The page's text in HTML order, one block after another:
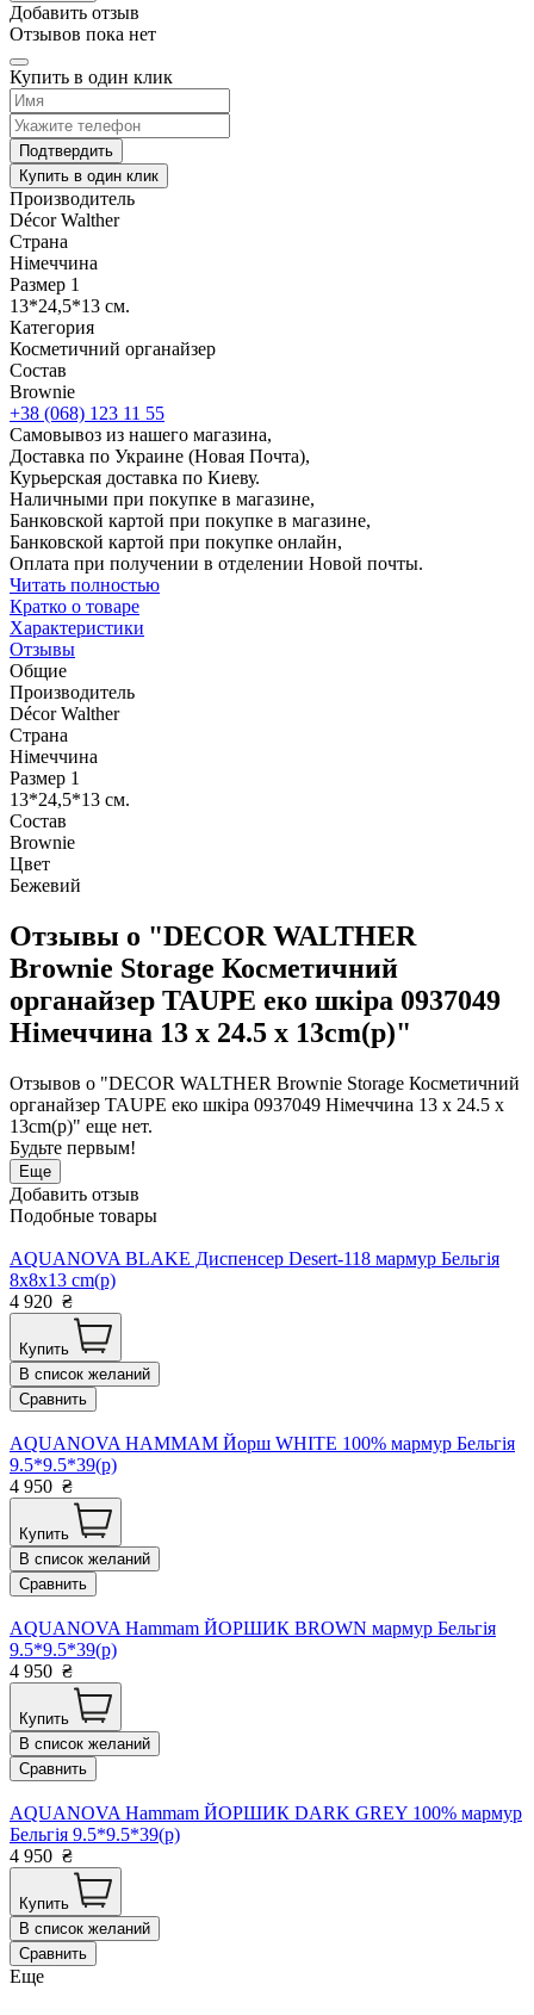
Добавить отзыв
Отзывов пока нет
Купить в один клик
Подтвердить
Купить в один клик
Производитель
Décor Walther
Страна
Німеччина
Размер 1
13*24,5*13 см.
Категория
Косметичний органайзер
Состав
Brownie
+38 (068) 123 11 55
Самовывоз из нашего магазина,
Доставка по Украине (Новая Почта),
Курьерская доставка по Киеву.
Наличными при покупке в магазине,
Банковской картой при покупке в магазине,
Банковской картой при покупке онлайн,
Оплата при получении в отделении Новой почты.
Читать полностью
Кратко о товаре
Характеристики
Отзывы
Общие
Производитель
Décor Walther
Страна
Німеччина
Размер 1
13*24,5*13 см.
Состав
Brownie
Цвет
Бежевий
Отзывы о "DECOR WALTHER
Brownie Storage Косметичний
органайзер TAUPE еко шкіра 0937049
Німеччина 13 x 24.5 x 13cm(р)"
Отзывов о "DECOR WALTHER Brownie Storage Косметичний
органайзер TAUPE еко шкіра 0937049 Німеччина 13 x 24.5 x
13cm(р)" еще нет.
Будьте первым!
Еще
Добавить отзыв
Подобные товары
AQUANOVA BLAKE Диспенсер Desert-118 мармур Бельгія
8x8x13 cm(р)
4 920 ₴
Купить
В список желаний
Сравнить
AQUANOVA HAMMAM Йорш WHITE 100% мармур Бельгія
9.5*9.5*39(р)
4 950 ₴
Купить
В список желаний
Сравнить
AQUANOVA Hammam ЙОРШИК BROWN мармур Бельгія
9.5*9.5*39(р)
4 950 ₴
Купить
В список желаний
Сравнить
AQUANOVA Hammam ЙОРШИК DARK GREY 100% мармур
Бельгія 9.5*9.5*39(р)
4 950 ₴
Купить
В список желаний
Сравнить
Еще